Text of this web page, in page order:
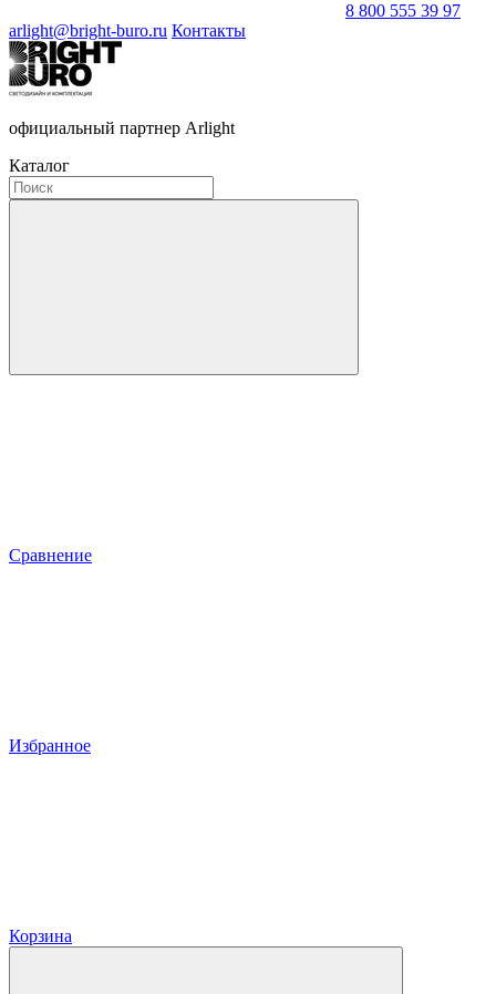
8 800 555 39 97
arlight@bright-buro.ru Контакты
официальный партнер Arlight
Каталог
Сравнение
Избранное
Корзина